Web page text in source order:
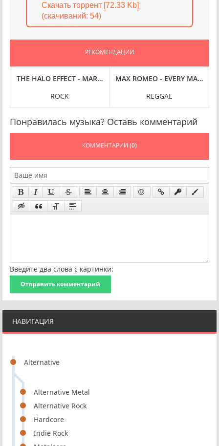
НАВИГАЦИЯ
Alternative
Alternative Metal
Alternative Rock
Hardcore
Indie Rock
Скачать торрент [72.33 Kb]
(cкачиваний: 54)
РЕКОМЕНДАЦИИ
(1999/2024) FLAC
JOHN LEGEND - GET LIFTED [20TH ANNIVERSARY, 24-BIT HI-RES] (2004/2024) FLAC
THE HALO EFFECT - MARCH OF THE UNHEARD [24-BIT HI-
ROCK
MAX ROMEO - EVERY MAN
REGGAE
Понравилась музыка? Оставь комментарий
КОММЕНТАРИИ (0)
Введите два слова с картинки:
Отправить комментарий